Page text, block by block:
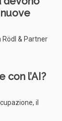
& Partner
con l’AI?
il